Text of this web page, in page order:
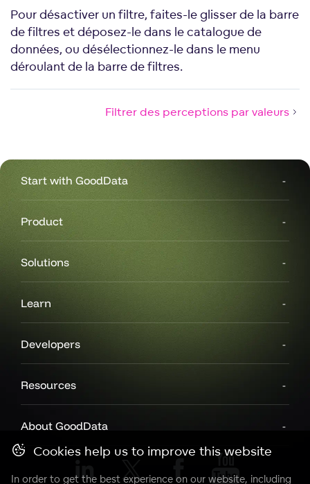
Pour désactiver un filtre, faites-le glisser de la barre
de filtres et déposez-le dans le catalogue de
données, ou désélectionnez-le dans le menu
déroulant de la barre de filtres.
Filtrer des perceptions par valeurs
Start with GoodData
Product
Solutions
Learn
Developers
Resources
About GoodData
Cookies help us to improve this website
In order to get the best experience on our website, including